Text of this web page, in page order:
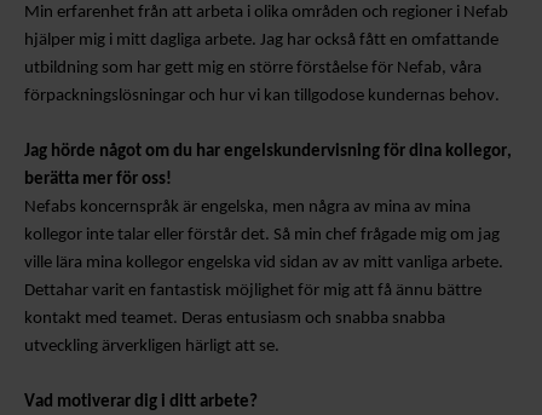
Min erfarenhet från att arbeta i olika områden och regioner i Nefab
hjälper mig i mitt dagliga arbete. Jag har också fått en omfattande
utbildning som har gett mig en större förståelse för Nefab, våra
förpackningslösningar och hur vi kan tillgodose kundernas behov.
Jag hörde något om du har engelskundervisning för dina kollegor,
berätta mer för oss!
Nefabs koncernspråk är engelska, men några av mina av mina
kollegor inte talar eller förstår det. Så min chef frågade mig om jag
ville lära mina kollegor engelska vid sidan av av mitt vanliga arbete.
Dettahar varit en fantastisk möjlighet för mig att få ännu bättre
kontakt med teamet. Deras entusiasm och snabba snabba
utveckling ärverkligen härligt att se.
Vad motiverar dig i ditt arbete?